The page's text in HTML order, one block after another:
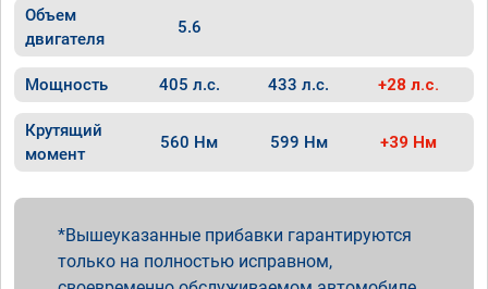
Объем
двигателя
5.6
Мощность 405 л.с. 433 л.с. +28 л.с.
Крутящий
момент
560 Нм 599 Нм +39 Нм
Вышеуказанные прибавки гарантируются
только на полностью исправном,